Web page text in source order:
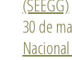
(SEEGG)
30 de